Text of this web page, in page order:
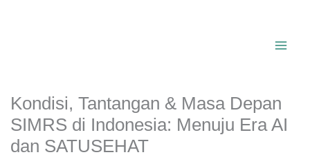
Kondisi, Tantangan & Masa Depan
SIMRS di Indonesia: Menuju Era AI
dan SATUSEHAT